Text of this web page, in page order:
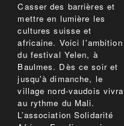
Casser des barrières et
mettre en lumière les
cultures suisse et
africaine. Voici l'ambition
du festival Yelen, à
Baulmes. Dès ce soir et
jusqu'à dimanche, le
village nord-vaudois vivra
au rythme du Mali.
L’association Solidarité